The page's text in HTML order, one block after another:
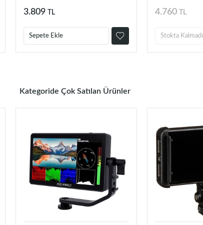
3.809 TL
Sepete Ekle
4.760 TL
Stokta Kalmadı
Kategoride Çok Satılan Ürünler